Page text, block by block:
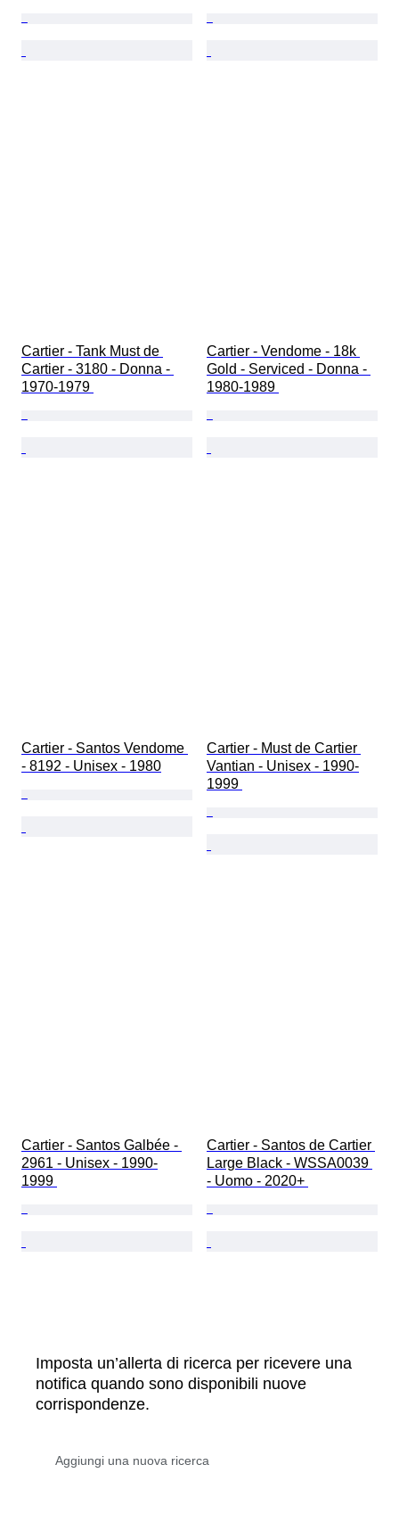
Cartier - Tank Must de
Cartier - 3180 - Donna -
1970-1979
Cartier - Vendome - 18k
Gold - Serviced - Donna -
1980-1989
Cartier - Santos Vendome
- 8192 - Unisex - 1980
Cartier - Must de Cartier
Vantian - Unisex - 1990-
1999
Cartier - Santos Galbée -
2961 - Unisex - 1990-
1999
Cartier - Santos de Cartier
Large Black - WSSA0039
- Uomo - 2020+
Imposta un’allerta di ricerca per ricevere una
notifica quando sono disponibili nuove
corrispondenze.